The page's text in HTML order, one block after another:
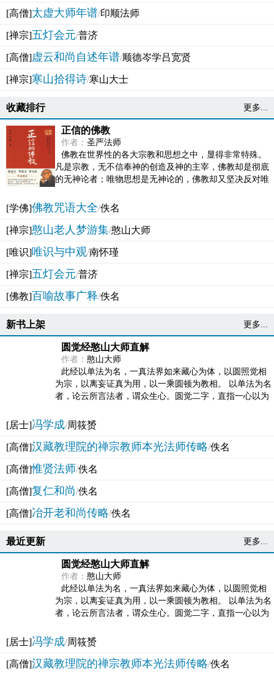
[高僧]太虚大师年谱/印顺法师
[禅宗]五灯会元/普济
[高僧]虚云和尚自述年谱/顺德岑学吕宽贤
[禅宗]寒山拾得诗/寒山大士
收藏排行 更多...
正信的佛教
作者： 圣严法师
佛教在世界性的各大宗教和思想之中，显得非常特殊。
凡是宗教，无不信奉神的创造及神的主宰，佛教却是彻底
的无神论者；唯物思想是无神论的，佛教却又坚决反对唯
[学佛]佛教咒语大全/佚名
[禅宗]憨山老人梦游集/憨山大师
[唯识]唯识与中观/南怀瑾
[禅宗]五灯会元/普济
[佛教]百喻故事广释/佚名
新书上架 更多...
圆觉经憨山大师直解
作者： 憨山大师
此经以单法为名，一真法界如来藏心为体，以圆照觉相
为宗，以离妄证真为用，以一乘圆顿为教相。 以单法为名
者，论云所言法者，谓众生心。圆觉二字，直指一心以为
[居士]冯学成/周筱赟
[高僧]汉藏教理院的禅宗教师本光法师传略/佚名
[高僧]惟贤法师/佚名
[高僧]复仁和尚/佚名
[高僧]冶开老和尚传略/佚名
最近更新 更多...
圆觉经憨山大师直解
作者： 憨山大师
此经以单法为名，一真法界如来藏心为体，以圆照觉相
为宗，以离妄证真为用，以一乘圆顿为教相。 以单法为名
者，论云所言法者，谓众生心。圆觉二字，直指一心以为
[居士]冯学成/周筱赟
[高僧]汉藏教理院的禅宗教师本光法师传略/佚名